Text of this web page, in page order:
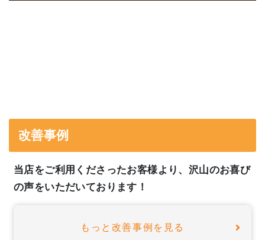
改善事例
当店をご利用くださったお客様より、沢山のお喜び
の声をいただいております！
もっと改善事例を見る